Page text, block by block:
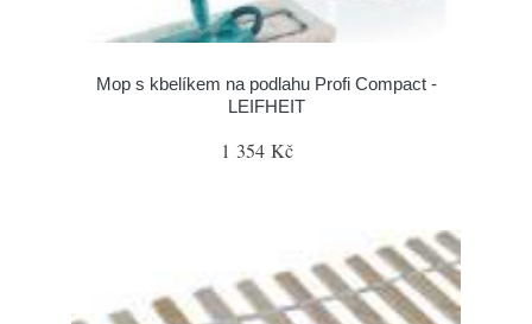
Mop s kbelíkem na podlahu Profi Compact -
LEIFHEIT
1 354 Kč